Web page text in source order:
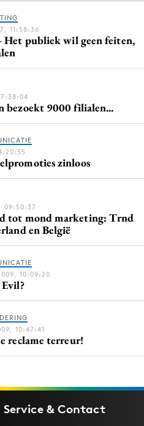
11:58:36
Het publiek wil geen feiten,
bezoekt 9000 filialen...
zinloos
09:50:37
tot mond marketing: Trnd
en België
10:09:20
10:47:41
reclame terreur!
Service & Contact